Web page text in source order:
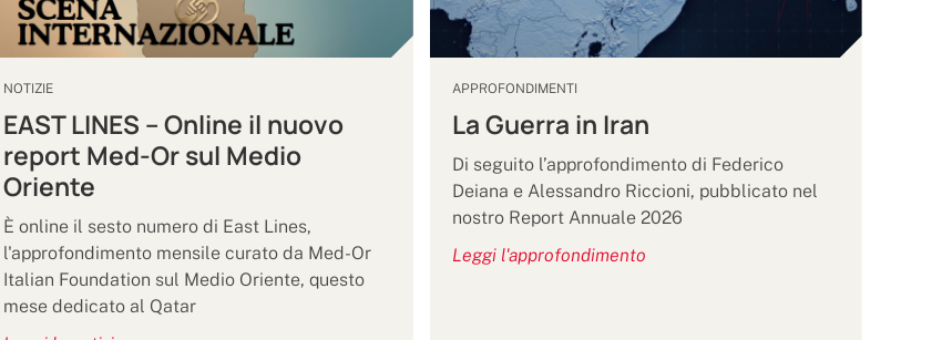
NOTIZIE
EAST LINES – Online il nuovo
report Med-Or sul Medio
Oriente
È online il sesto numero di East Lines,
l'approfondimento mensile curato da Med-Or
Italian Foundation sul Medio Oriente, questo
mese dedicato al Qatar
APPROFONDIMENTI
La Guerra in Iran
Di seguito l’approfondimento di Federico
Deiana e Alessandro Riccioni, pubblicato nel
nostro Report Annuale 2026
Leggi l'approfondimento